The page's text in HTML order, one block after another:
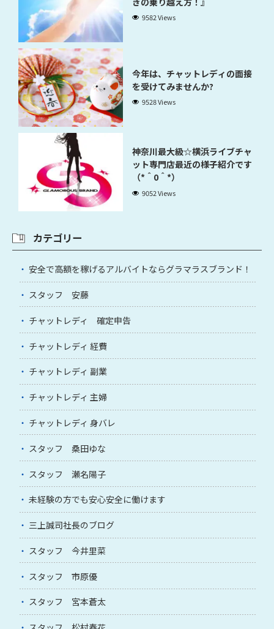
9582 Views
今年は、チャットレディの面接
を受けてみませんか?
9528 Views
神奈川最大級☆横浜ライブチャ
ット専門店最近の様子紹介です
（*＾0＾*）
9052 Views
カテゴリー
安全で高額を稼げるアルバイトならグラマラスブランド！
スタッフ 安藤
チャットレディ 確定申告
チャットレディ 経費
チャットレディ 副業
チャットレディ 主婦
チャットレディ 身バレ
スタッフ 桑田ゆな
スタッフ 瀬名陽子
未経験の方でも安心安全に働けます
三上誠司社長のブログ
スタッフ 今井里菜
スタッフ 市原優
スタッフ 宮本蒼太